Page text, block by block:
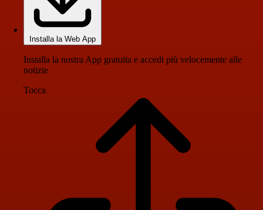
Installa la Web App
Installa la nostra App gratuita e accedi più velocemente alle
notizie
Tocca